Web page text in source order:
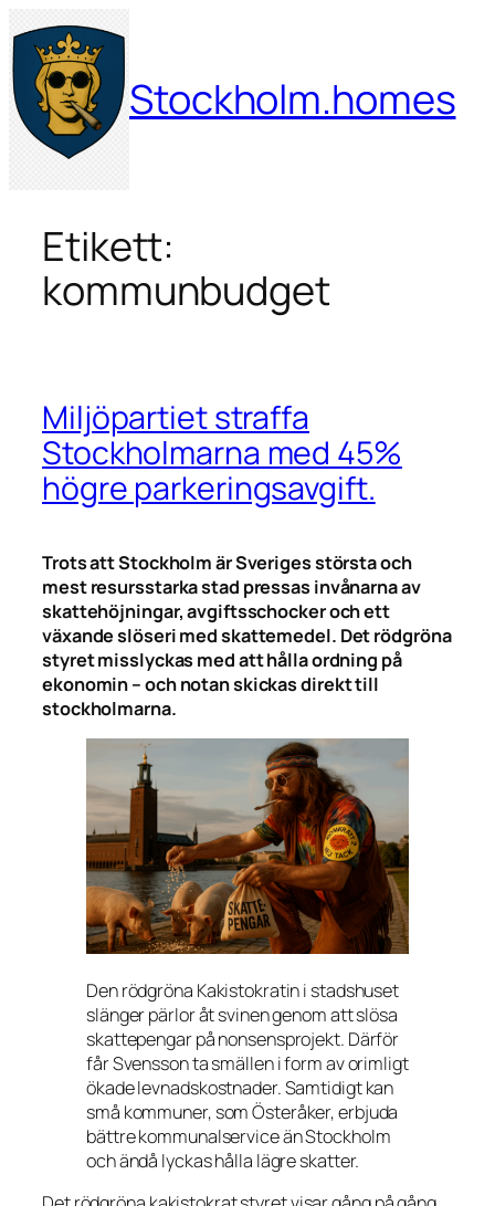
Hoppa
till
innehåll
Stockholm.homes
Etikett:
kommunbudget
Miljöpartiet straffa
Stockholmarna med 45%
högre parkeringsavgift.
Trots att Stockholm är Sveriges största och
mest resursstarka stad pressas invånarna av
skattehöjningar, avgiftsschocker och ett
växande slöseri med skattemedel. Det rödgröna
styret misslyckas med att hålla ordning på
ekonomin – och notan skickas direkt till
stockholmarna.
Den rödgröna Kakistokratin i stadshuset
slänger pärlor åt svinen genom att slösa
skattepengar på nonsensprojekt. Därför
får Svensson ta smällen i form av orimligt
ökade levnadskostnader. Samtidigt kan
små kommuner, som Österåker, erbjuda
bättre kommunalservice än Stockholm
och ändå lyckas hålla lägre skatter.